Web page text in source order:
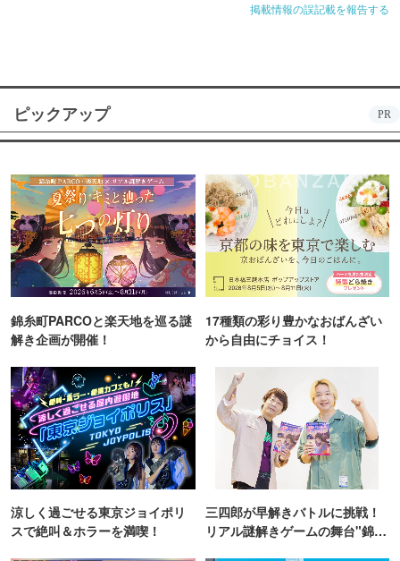
掲載情報の誤記載を報告する
ピックアップ PR
錦糸町PARCOと楽天地を巡る謎
解き企画が開催！
17種類の彩り豊かなおばんざい
から自由にチョイス！
涼しく過ごせる東京ジョイポリ
スで絶叫＆ホラーを満喫！
三四郎が早解きバトルに挑戦！
リアル謎解きゲームの舞台"錦糸